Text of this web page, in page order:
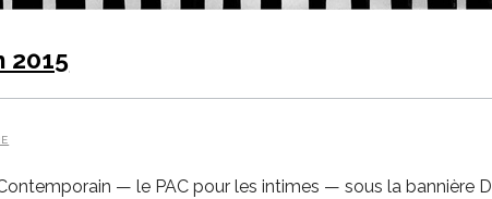
2015
— le PAC pour les intimes — sous la bannière